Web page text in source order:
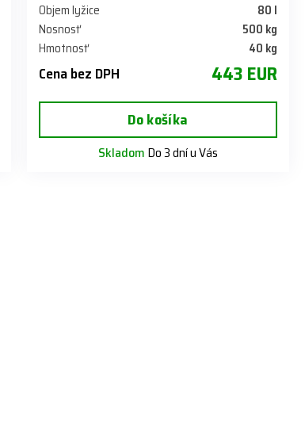
Objem lyžice
80 l
Nosnosť
500 kg
Hmotnosť
40 kg
Cena bez DPH 443 EUR
Do košíka
Skladom Do 3 dní u Vás